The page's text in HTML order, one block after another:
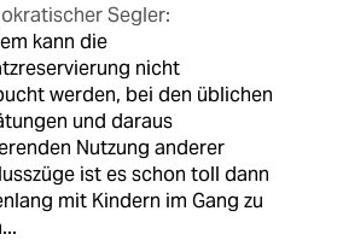
Segler:
kann die
nicht
werden, bei den üblichen
und daraus
Nutzung anderer
ist es schon toll dann
mit Kindern im Gang zu